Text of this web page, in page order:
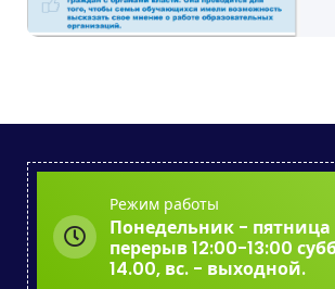
Режим работы
Понедельник - пятница
перерыв 12:00-13:00
14.00, вс. - выходной.